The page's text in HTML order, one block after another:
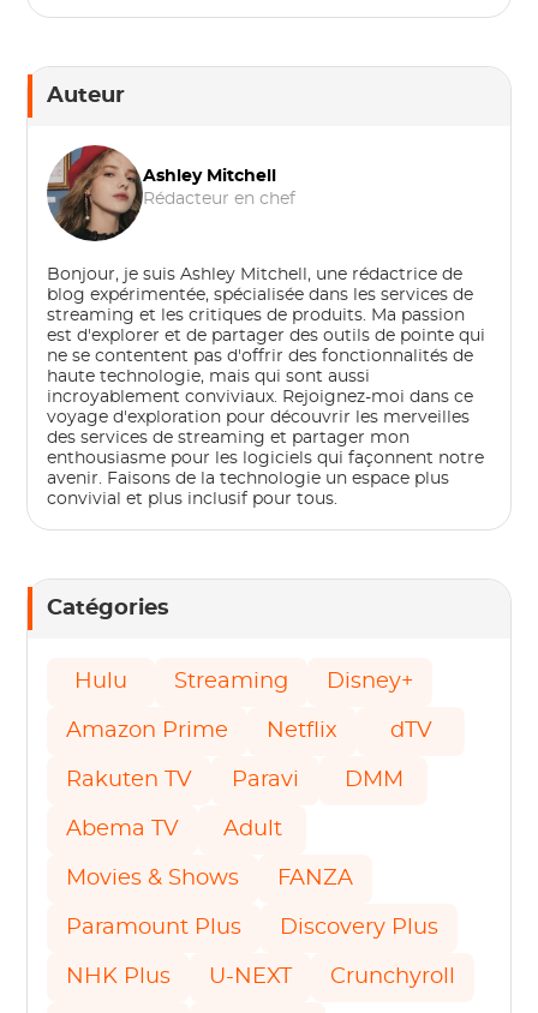
Auteur
Ashley Mitchell
Rédacteur en chef
Bonjour, je suis Ashley Mitchell, une rédactrice de
blog expérimentée, spécialisée dans les services de
streaming et les critiques de produits. Ma passion
est d'explorer et de partager des outils de pointe qui
ne se contentent pas d'offrir des fonctionnalités de
haute technologie, mais qui sont aussi
incroyablement conviviaux. Rejoignez-moi dans ce
voyage d'exploration pour découvrir les merveilles
des services de streaming et partager mon
enthousiasme pour les logiciels qui façonnent notre
avenir. Faisons de la technologie un espace plus
convivial et plus inclusif pour tous.
Catégories
Hulu Streaming Disney+
Amazon Prime Netflix dTV
Rakuten TV Paravi DMM
Abema TV Adult
Movies & Shows FANZA
Paramount Plus Discovery Plus
NHK Plus U-NEXT Crunchyroll